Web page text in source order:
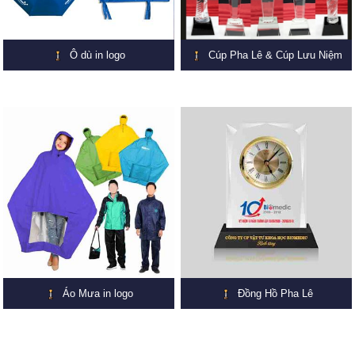
Ô dù in logo Cúp Pha Lê & Cúp Lưu Niệm
Áo Mưa in logo Đồng Hồ Pha Lê